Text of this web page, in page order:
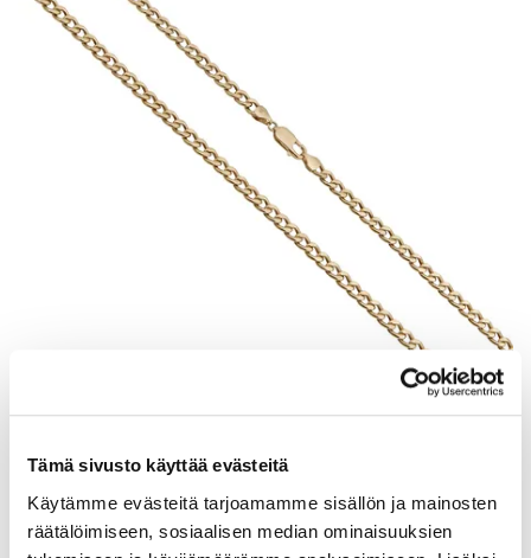
Tämä sivusto käyttää evästeitä
Käytämme evästeitä tarjoamamme sisällön ja mainosten
räätälöimiseen, sosiaalisen median ominaisuuksien
Panssarikaulaketju, pituus 55cm, leveys 5mm, 585, Paino: 14 g
Tarjous: 770 € (1)
Vuosaaren Pantti